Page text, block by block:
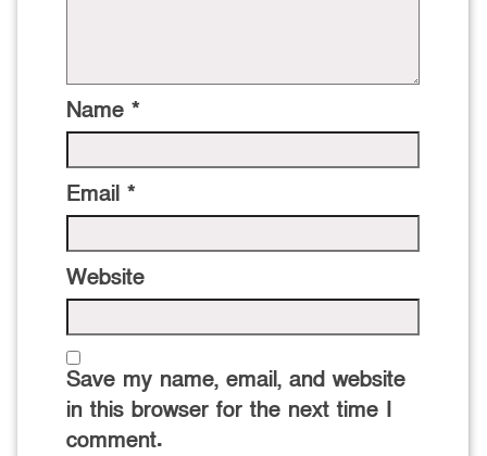
Name *
Email *
Website
Save my name, email, and website
in this browser for the next time I
comment.